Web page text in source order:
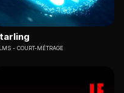
COURT-MÉTRAGE